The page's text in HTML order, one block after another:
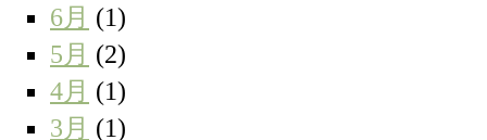
6月 (1)
5月 (2)
4月 (1)
3月 (1)